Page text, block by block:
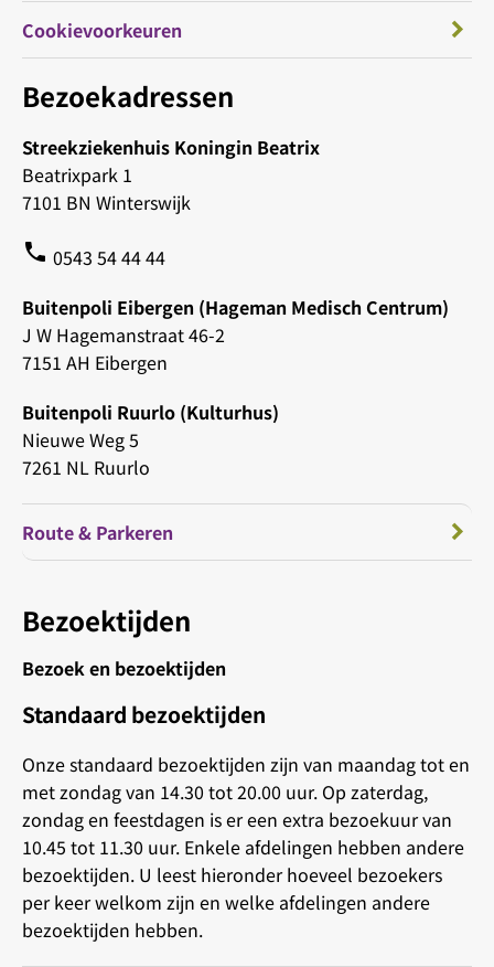
Bezoekadressen
Streekziekenhuis Koningin Beatrix
Beatrixpark 1
7101 BN Winterswijk
phone 0543 54 44 44
Buitenpoli Eibergen (Hageman Medisch Centrum)
J W Hagemanstraat 46-2
7151 AH Eibergen
Buitenpoli Ruurlo (Kulturhus)
Nieuwe Weg 5
7261 NL Ruurlo
Route & Parkeren
Bezoektijden
Bezoek en bezoektijden
Standaard bezoektijden
Onze standaard bezoektijden zijn van maandag tot en
met zondag van 14.30 tot 20.00 uur. Op zaterdag,
zondag en feestdagen is er een extra bezoekuur van
10.45 tot 11.30 uur. Enkele afdelingen hebben andere
bezoektijden. U leest hieronder hoeveel bezoekers
per keer welkom zijn en welke afdelingen andere
bezoektijden hebben.
Cookievoorkeuren